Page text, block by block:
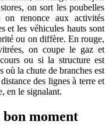
on sort les poubelles
renonce aux activités
et les véhicules hauts sont
ou on diffère. En rouge,
on coupe le gaz et
ou si la structure est
où la chute de branches est
des lignes à terre et
en le signalant.
moment